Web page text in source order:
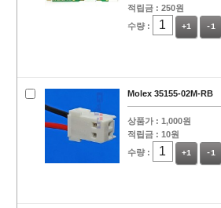
적립금 : 250원
수량 :
+1 -1
Molex 35155-02M-RB
상품가 : 1,000원
적립금 : 10원
수량 :
+1 -1